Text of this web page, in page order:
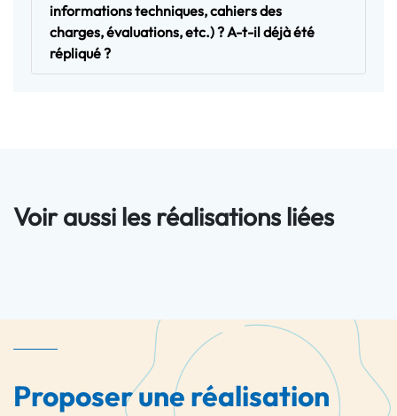
informations techniques, cahiers des
charges, évaluations, etc.) ? A-t-il déjà été
répliqué ?
Voir aussi les réalisations liées
Proposer une réalisation